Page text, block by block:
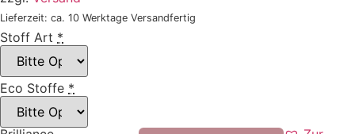
Lieferzeit: ca. 10 Werktage Versandfertig
Stoff Art *
Eco Stoffe *